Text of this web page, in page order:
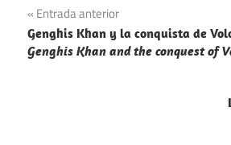
Navegación
de
Entrada anterior
Genghis Khan y la conquista de
Genghis Khan and the conquest of